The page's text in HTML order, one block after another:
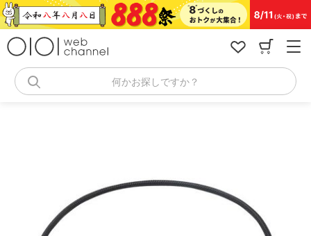
コ
ン
何かお探しですか？